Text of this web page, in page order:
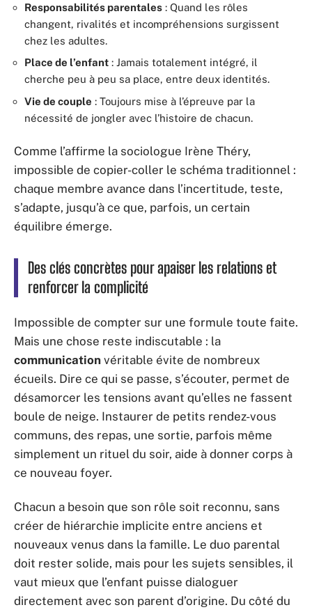
Responsabilités parentales : Quand les rôles
changent, rivalités et incompréhensions surgissent
chez les adultes.
Place de l’enfant : Jamais totalement intégré, il
cherche peu à peu sa place, entre deux identités.
Vie de couple : Toujours mise à l’épreuve par la
nécessité de jongler avec l’histoire de chacun.
Comme l’affirme la sociologue Irène Théry,
impossible de copier-coller le schéma traditionnel :
chaque membre avance dans l’incertitude, teste,
s’adapte, jusqu’à ce que, parfois, un certain
équilibre émerge.
Des clés concrètes pour apaiser les relations et
renforcer la complicité
Impossible de compter sur une formule toute faite.
Mais une chose reste indiscutable : la
communication véritable évite de nombreux
écueils. Dire ce qui se passe, s’écouter, permet de
désamorcer les tensions avant qu’elles ne fassent
boule de neige. Instaurer de petits rendez-vous
communs, des repas, une sortie, parfois même
simplement un rituel du soir, aide à donner corps à
ce nouveau foyer.
Chacun a besoin que son rôle soit reconnu, sans
créer de hiérarchie implicite entre anciens et
nouveaux venus dans la famille. Le duo parental
doit rester solide, mais pour les sujets sensibles, il
vaut mieux que l’enfant puisse dialoguer
directement avec son parent d’origine. Du côté du